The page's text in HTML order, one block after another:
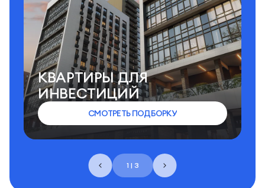
1 | 3
КВАРТИРЫ ДЛЯ
ИНВЕСТИЦИЙ
СМОТРЕТЬ ПОДБОРКУ